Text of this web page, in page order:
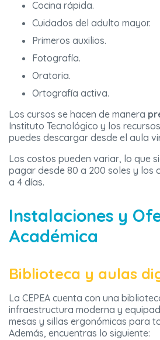
Cocina rápida.
Cuidados del adulto mayor.
Primeros auxilios.
Fotografía.
Oratoria.
Ortografía activa.
Los cursos se hacen de manera
Instituto Tecnológico y los
puedes descargar desde el aula
Los costos pueden variar, lo que
pagar desde 80 a 200 soles y los
a 4 días.
Instalaciones y
Académica
Biblioteca y aulas
La CEPEA cuenta con una
infraestructura moderna y
mesas y sillas ergonómicas para
Además, encuentras lo siguiente: